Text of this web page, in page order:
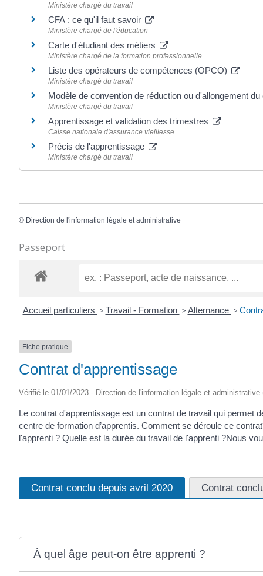
Ministère chargé du travail
CFA : ce qu'il faut savoir
Ministère chargé de l'éducation
Carte d'étudiant des métiers
Ministère chargé de la formation professionnelle
Liste des opérateurs de compétences (OPCO)
Ministère chargé du travail
Modèle de convention de réduction ou d'allongement
Ministère chargé du travail
Apprentissage et validation des trimestres
Caisse nationale d'assurance vieillesse
Précis de l'apprentissage
Ministère chargé du travail
© Direction de l'information légale et administrative
Passeport
Accueil particuliers > Travail - Formation > Alternance >
Fiche pratique
Contrat d'apprentissage
Vérifié le 01/01/2023 - Direction de l'information légale et
Le contrat d'apprentissage est un contrat de travail qui permet
centre de formation d’apprentis. Comment se déroule ce
l'apprenti ? Quelle est la durée du travail de l'apprenti ?Nous
Contrat conclu depuis avril 2020 Contrat
À quel âge peut-on être apprenti ?